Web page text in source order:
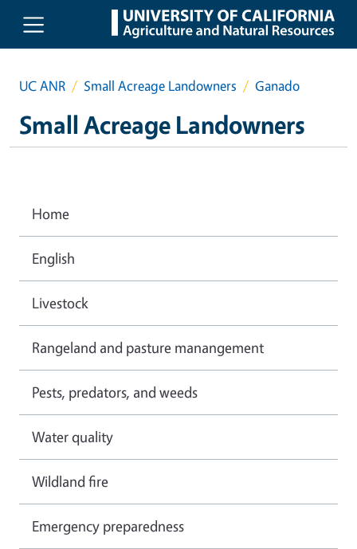
Skip to main content
UC ANR Small Acreage Landowners Ganado
Small Acreage Landowners
Home
English
Livestock
Rangeland and pasture manangement
Pests, predators, and weeds
Water quality
Wildland fire
Emergency preparedness